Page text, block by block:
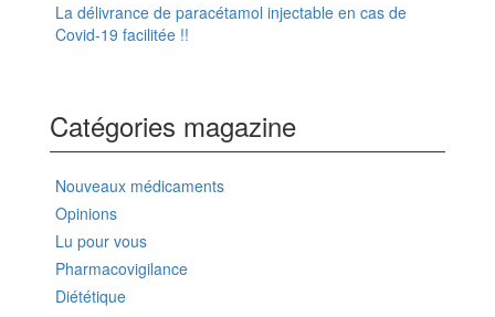
La délivrance de paracétamol injectable en cas de
Covid-19 facilitée !!
Catégories magazine
Nouveaux médicaments
Opinions
Lu pour vous
Pharmacovigilance
Diététique